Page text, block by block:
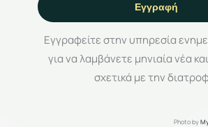
Εγγραφή
Εγγραφείτε στην υπηρεσία
για να λαμβάνετε μηνιαία νέα
σχετικά με την
Photo by